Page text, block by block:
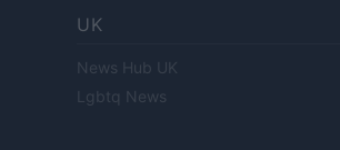
UK
News Hub UK
Lgbtq News